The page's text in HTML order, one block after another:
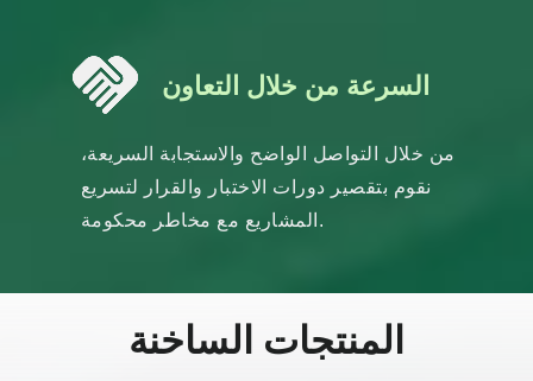
السرعة من خلال التعاون
من خلال التواصل الواضح والاستجابة السريعة،
نقوم بتقصير دورات الاختبار والقرار لتسريع
المشاريع مع مخاطر محكومة.
المنتجات الساخنة